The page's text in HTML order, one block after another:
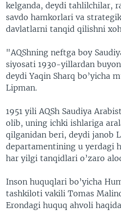
kelganda, deydi tahlilchilar,
savdo hamkorlari va
davlatlarni tanqid qilishni
"AQShning neftga boy
siyosati 1930-yillardan
deydi Yaqin Sharq bo’yicha
Lipman.
1951 yili AQSh Saudiya
olib, uning ichki ishlariga
qilganidan beri, deydi janob
departamentining u yerdagi
har yilgi tanqidlari o’zaro
Inson huquqlari bo’yicha
tashkiloti vakili Tomas
Erondagi huquq ahvoli